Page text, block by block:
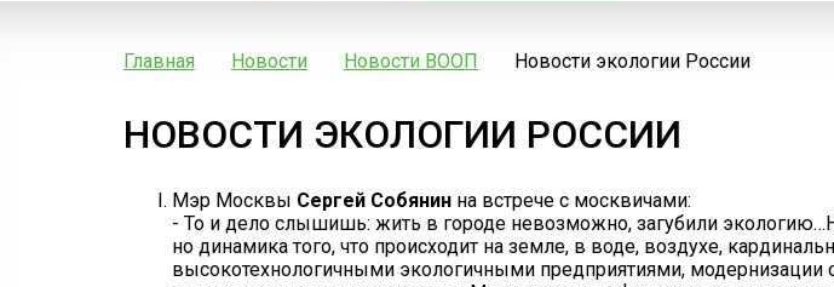
Главная Новости Новости ВООП Новости экологии России
НОВОСТИ ЭКОЛОГИИ РОССИИ
Мэр Москвы Сергей Собянин на встрече с москвичами:
- То и дело слышишь: жить в городе невозможно, загубили
но динамика того, что происходит на земле, в воде, воздухе,
высокотехнологичными экологичными предприятиями, модернизации